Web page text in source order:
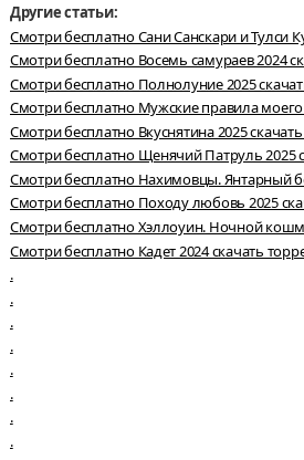
Другие статьи:
Смотри бесплатно Сани Санскари и Тулси
Смотри бесплатно Восемь самураев 2024
Смотри бесплатно Полнолуние 2025
Смотри бесплатно Мужские правила моего
Смотри бесплатно Вкуснятина 2025
Смотри бесплатно Щенячий Патруль 2025
Смотри бесплатно Нахимовцы. Янтарный
Смотри бесплатно Походу любовь 2025
Смотри бесплатно Хэллоуин. Ночной
Смотри бесплатно Кадет 2024 скачать
.
.
.
.
.
.
.
.